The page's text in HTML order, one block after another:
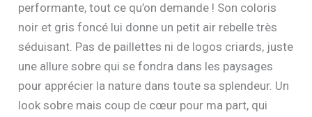
performante, tout ce qu’on demande ! Son coloris
noir et gris foncé lui donne un petit air rebelle très
séduisant. Pas de paillettes ni de logos criards, juste
une allure sobre qui se fondra dans les paysages
pour apprécier la nature dans toute sa splendeur. Un
look sobre mais coup de cœur pour ma part, qui